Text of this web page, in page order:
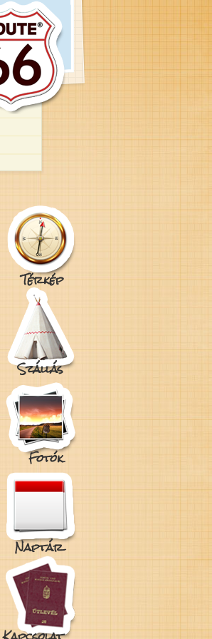
Térkép
Szállás
Fotók
Naptár